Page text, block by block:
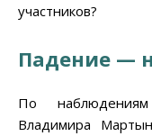
участников?
Падение —
По
Владимира